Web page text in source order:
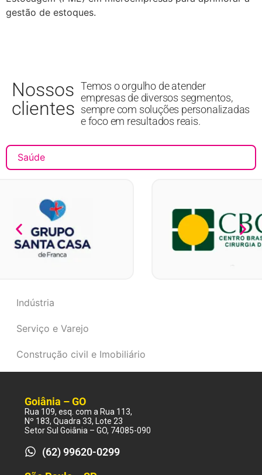
gestão de estoques.
Nossos
clientes
Temos o orgulho de atender
empresas de diversos segmentos,
sempre com soluções personalizadas
e foco em resultados reais.
Saúde
Indústria
Serviço e Varejo
Construção civil e Imobiliário
Goiânia – GO
Rua 109, esq. com a Rua 113,
Nº 183, Quadra 33, Lote 23
Setor Sul Goiânia – GO, 74085-090
(62) 99620-0299